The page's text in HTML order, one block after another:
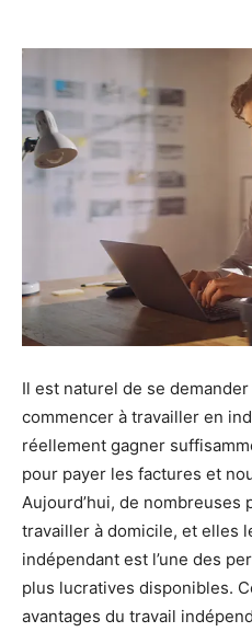
Il est naturel de se
commencer à travailler en
réellement gagner
pour payer les factures et
Aujourd’hui, de nombreuses
travailler à domicile, et elles
indépendant est l’une des
plus lucratives disponibles.
avantages du travail